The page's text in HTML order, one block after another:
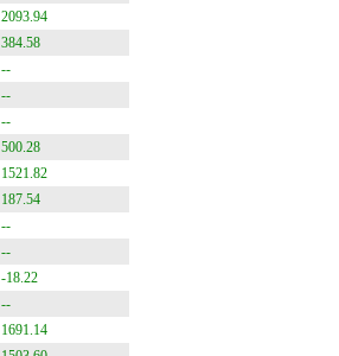
2093.94
384.58
--
--
--
500.28
1521.82
187.54
--
--
-18.22
--
1691.14